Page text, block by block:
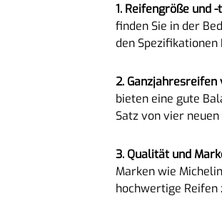
1. Reifengröße und
finden Sie in der
den
2. Ganzjahresreifen
bieten eine gute
Satz von vier
3. Qualität und
Marken wie
hochwertige